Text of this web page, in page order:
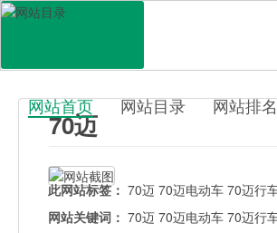
百科目录
网站首页 网站目录 网站排名
70迈
此网站标签： 70迈 70迈电动车 70迈行
网站关键词： 70迈 70迈电动车 70迈行